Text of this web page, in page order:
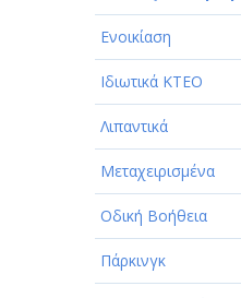
ΣΩΜΑΤΕΙΑ
ΕΚΠΑΙΔΕΥΣΗ -
ΕΜΠΟΡΙΟ -
ΕΡΓΟΣΤΑΣΙΑ -
ΞΕΝΟΔΟΧΕΙΑ -
ΟΜΟΡΦΙΑ
ΠΑΡΟΧΗ
Ενοικίαση
Ιδιωτικά ΚΤΕΟ
Λιπαντικά
Μεταχειρισμένα
Οδική Βοήθεια
Πάρκινγκ